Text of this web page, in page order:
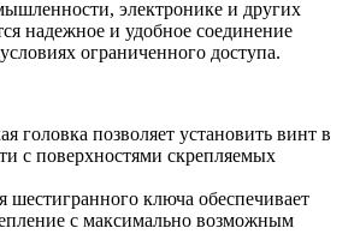
электронике и других
надежное и удобное соединение
ограниченного доступа.
головка позволяет установить винт в
с поверхностями скрепляемых
шестигранного ключа обеспечивает
с максимально возможным